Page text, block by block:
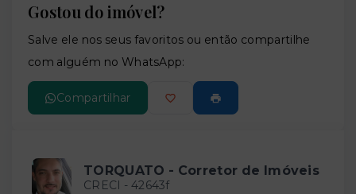
Gostou do imóvel?
Salve ele nos seus favoritos ou então compartilhe
com alguém no WhatsApp:
Compartilhar
TORQUATO - Corretor de Imóveis
CRECI - 42643f